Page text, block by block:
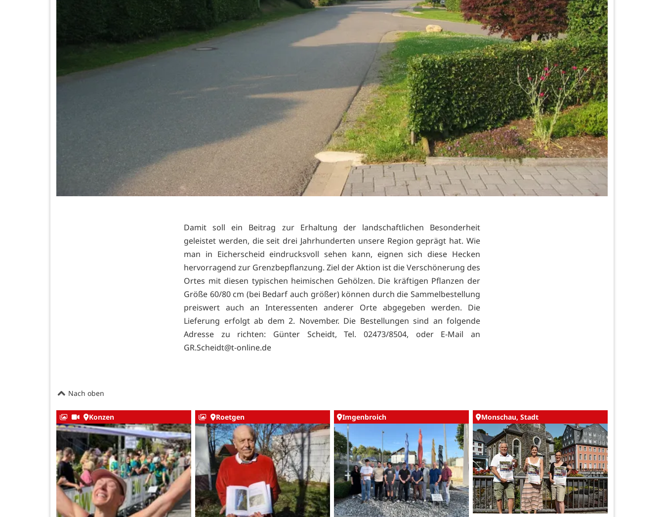
Damit soll ein Beitrag zur Erhaltung der landschaftlichen Besonderheit
geleistet werden, die seit drei Jahrhunderten unsere Region geprägt hat. Wie
man in Eicherscheid eindrucksvoll sehen kann, eignen sich diese Hecken
hervorragend zur Grenzbepflanzung. Ziel der Aktion ist die Verschönerung des
Ortes mit diesen typischen heimischen Gehölzen. Die kräftigen Pflanzen der
Größe 60/80 cm (bei Bedarf auch größer) können durch die Sammelbestellung
preiswert auch an Interessenten anderer Orte abgegeben werden. Die
Lieferung erfolgt ab dem 2. November. Die Bestellungen sind an folgende
Adresse zu richten: Günter Scheidt, Tel. 02473/8504, oder E-Mail an
GR.Scheidt@t-online.de
Nach oben
Konzen Roetgen Imgenbroich Monschau, Stadt